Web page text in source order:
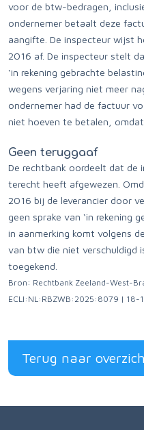
voor de btw-bedragen,
ondernemer betaalt deze
aangifte. De inspecteur wijst
2016 af. De inspecteur stelt
‘in rekening gebrachte
wegens verjaring niet meer
ondernemer had de factuur
niet hoeven te betalen, omdat
Geen teruggaaf
De rechtbank oordeelt dat de
terecht heeft afgewezen.
2016 bij de leverancier door
geen sprake van ‘in rekening
in aanmerking komt volgens
van btw die niet verschuldigd
toegekend.
Bron: Rechtbank Zeeland-West-
ECLI:NL:RBZWB:2025:8079 | 18-
Terug naar